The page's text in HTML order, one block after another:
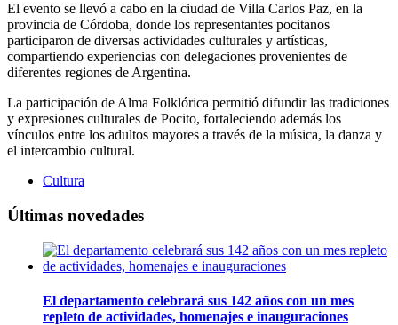
El evento se llevó a cabo en la ciudad de Villa Carlos Paz, en la
provincia de Córdoba, donde los representantes pocitanos
participaron de diversas actividades culturales y artísticas,
compartiendo experiencias con delegaciones provenientes de
diferentes regiones de Argentina.
La participación de Alma Folklórica permitió difundir las tradiciones
y expresiones culturales de Pocito, fortaleciendo además los
vínculos entre los adultos mayores a través de la música, la danza y
el intercambio cultural.
Cultura
Últimas novedades
El departamento celebrará sus 142 años con un mes
repleto de actividades, homenajes e inauguraciones